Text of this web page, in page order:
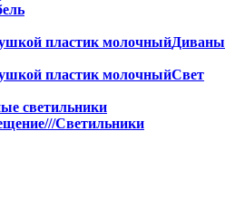
Диваны
Свет
светильники
Светильники